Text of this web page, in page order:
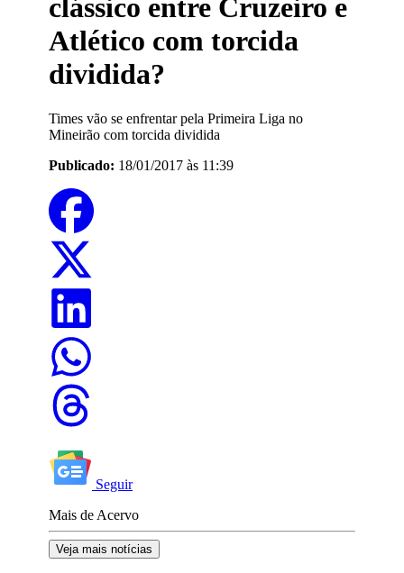
clássico entre Cruzeiro e
Atlético com torcida
dividida?
Times vão se enfrentar pela Primeira Liga no
Mineirão com torcida dividida
Publicado: 18/01/2017 às 11:39
Seguir
Mais de Acervo
Veja mais notícias